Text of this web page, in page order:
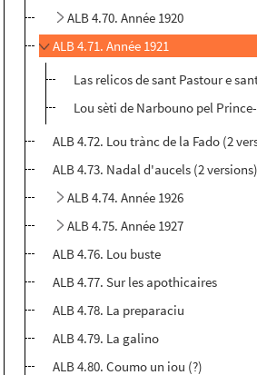
ALB 4.70. Année 1920
ALB 4.71. Année 1921
Las relicos de sant Pastour e
Lou sèti de Narbouno pel
ALB 4.72. Lou trànc de la Fado (2
ALB 4.73. Nadal d'aucels (2
ALB 4.74. Année 1926
ALB 4.75. Année 1927
ALB 4.76. Lou buste
ALB 4.77. Sur les apothicaires
ALB 4.78. La preparaciu
ALB 4.79. La galino
ALB 4.80. Coumo un iou (?)